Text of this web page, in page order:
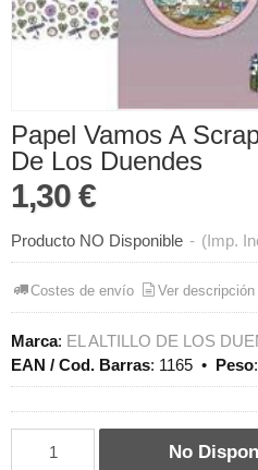
Papel Vamos A
De Los Duendes
1,30 €
Producto NO Disponible - (Imp.
Costes de envío Ver descripción
Marca: EL ALTILLO DE LOS
EAN / Cod. Barras: 1165 • Peso:
No